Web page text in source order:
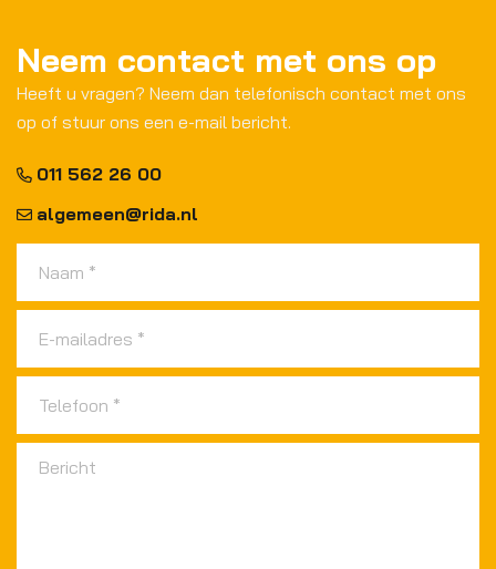
Neem contact met ons op
Heeft u vragen? Neem dan telefonisch contact met ons
op of stuur ons een e-mail bericht.
011 562 26 00
algemeen@rida.nl